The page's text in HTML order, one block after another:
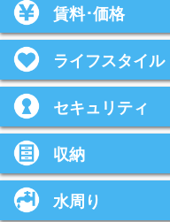
賃料･価格
ライフスタイル
セキュリティ
収納
水周り